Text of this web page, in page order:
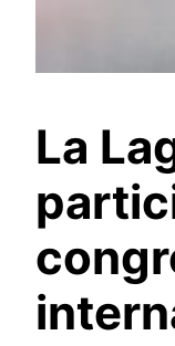
La